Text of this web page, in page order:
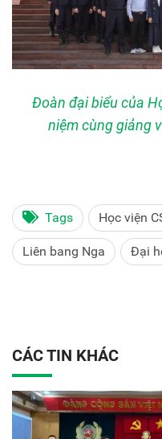
Đoàn đại biểu của
niệm cùng giảng
Tags Học viện
Liên bang Nga Đại
CÁC TIN KHÁC